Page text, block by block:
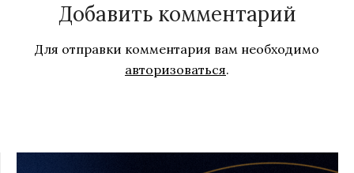
Добавить комментарий
Для отправки комментария вам необходимо
авторизоваться.